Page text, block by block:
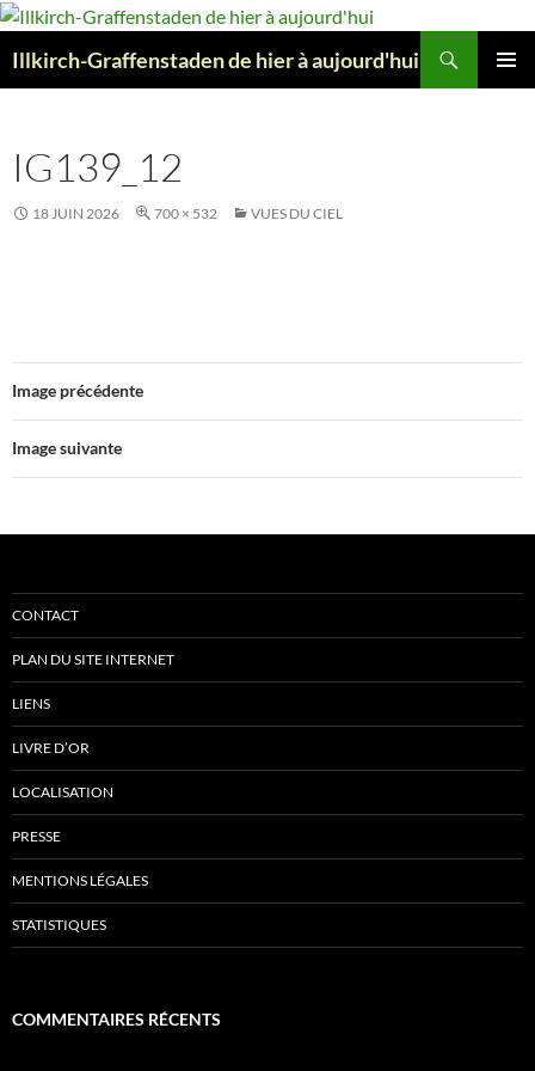
Aller
contenu
Illkirch-Graffenstaden de hier à aujourd'hui
IG139_12
18 JUIN 2026 700 × 532 VUES DU CIEL
Image précédente
Image suivante
CONTACT
PLAN DU SITE INTERNET
LIENS
LIVRE D’OR
LOCALISATION
PRESSE
MENTIONS LÉGALES
STATISTIQUES
COMMENTAIRES RÉCENTS